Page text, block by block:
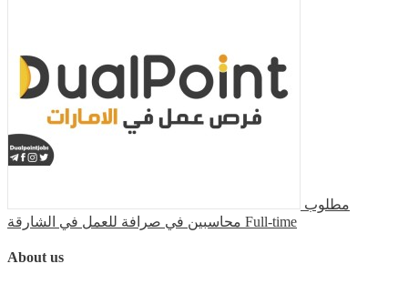
مطلوب
محاسبين في صرافة للعمل في الشارقة Full-time
About us